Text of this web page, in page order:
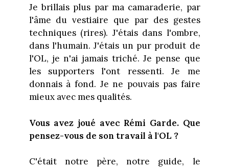
Je brillais plus par ma camaraderie, par
l'âme du vestiaire que par des gestes
techniques (rires). J'étais dans l'ombre,
dans l'humain. J'étais un pur produit de
l'OL, je n'ai jamais triché. Je pense que
les supporters l'ont ressenti. Je me
donnais à fond. Je ne pouvais pas faire
mieux avec mes qualités.
Vous avez joué avec Rémi Garde. Que
pensez-vous de son travail à l'OL ?
C'était notre père, notre guide, le